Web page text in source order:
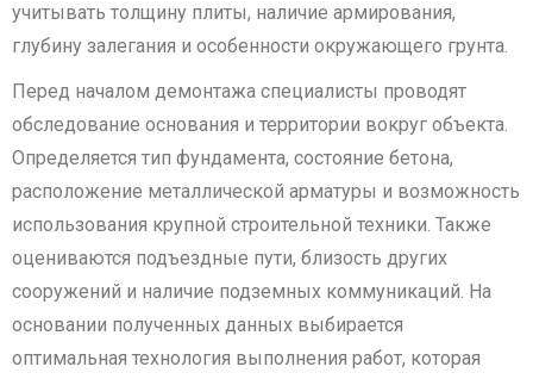
учитывать толщину плиты, наличие армирования,
глубину залегания и особенности окружающего грунта.
Перед началом демонтажа специалисты проводят
обследование основания и территории вокруг объекта.
Определяется тип фундамента, состояние бетона,
расположение металлической арматуры и возможность
использования крупной строительной техники. Также
оцениваются подъездные пути, близость других
сооружений и наличие подземных коммуникаций. На
основании полученных данных выбирается
оптимальная технология выполнения работ, которая